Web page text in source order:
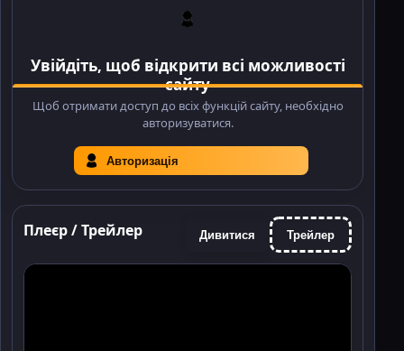
Увійдіть, щоб відкрити всі можливості
сайту
Щоб отримати доступ до всіх функцій сайту, необхідно
авторизуватися.
Авторизація
Плеєр / Трейлер Дивитися Трейлер